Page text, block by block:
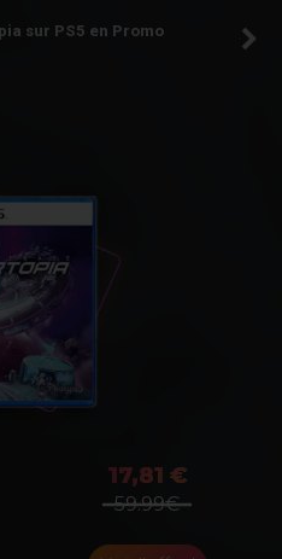
sur PS5 en Promo
17,81 €
59.99€